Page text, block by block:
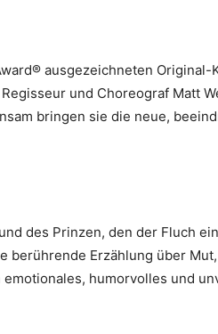
ausgezeichneten
und Choreograf Matt
bringen sie die neue,
des Prinzen, den der Fluch
berührende Erzählung über
humorvolles und